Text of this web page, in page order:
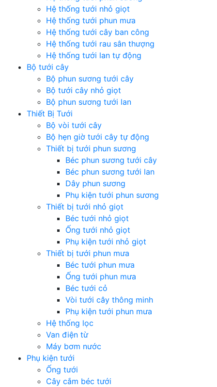
Hệ thống tưới nhỏ giọt
Hệ thống tưới phun mưa
Hệ thống tưới cây ban công
Hệ thống tưới rau sân thượng
Hệ thống tưới lan tự động
Bộ tưới cây
Bộ phun sương tưới cây
Bộ tưới cây nhỏ giọt
Bộ phun sương tưới lan
Thiết Bị Tưới
Bộ vòi tưới cây
Bộ hẹn giờ tưới cây tự động
Thiết bị tưới phun sương
Béc phun sương tưới cây
Béc phun sương tưới lan
Dây phun sương
Phụ kiện tưới phun sương
Thiết bị tưới nhỏ giọt
Béc tưới nhỏ giọt
Ống tưới nhỏ giọt
Phụ kiện tưới nhỏ giọt
Thiết bị tưới phun mưa
Béc tưới phun mưa
Ống tưới phun mưa
Béc tưới cỏ
Vòi tưới cây thông minh
Phụ kiện tưới phun mưa
Hệ thống lọc
Van điện từ
Máy bơm nước
Phụ kiện tưới
Ống tưới
Cây cắm béc tưới